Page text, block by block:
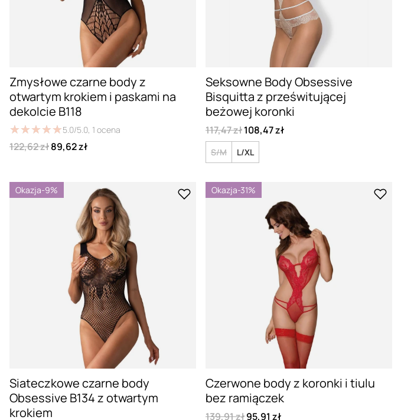
Zmysłowe czarne body z
otwartym krokiem i paskami na
dekolcie B118
★★★★★
★★★★★5.0/5.0, 1 ocena
122,62 zł89,62 zł
Seksowne Body Obsessive
Bisquitta z prześwitującej
beżowej koronki
117,47 zł108,47 zł
S/M L/XL
Okazja-9%
Siateczkowe czarne body
Obsessive B134 z otwartym
krokiem
Okazja-31%
Czerwone body z koronki i tiulu
bez ramiączek
139,91 zł95,91 zł